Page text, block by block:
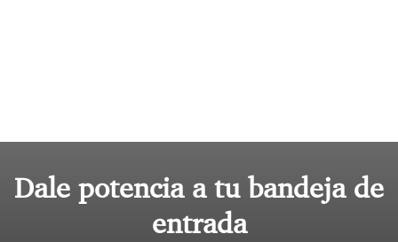
Dale potencia a tu bandeja de
entrada